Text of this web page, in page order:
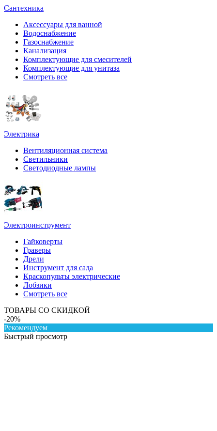
Сантехника
Аксессуары для ванной
Водоснабжение
Газоснабжение
Канализация
Комплектующие для смесителей
Комплектующие для унитаза
Смотреть все
Электрика
Вентиляционная система
Светильники
Светодиодные лампы
Электроинструмент
Гайковерты
Граверы
Дрели
Инструмент для сада
Краскопульты электрические
Лобзики
Смотреть все
ТОВАРЫ СО СКИДКОЙ
-20%
Рекомендуем
Быстрый просмотр